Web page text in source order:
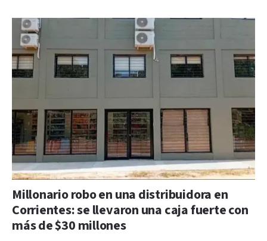
Millonario robo en una distribuidora en
Corrientes: se llevaron una caja fuerte con
más de $30 millones